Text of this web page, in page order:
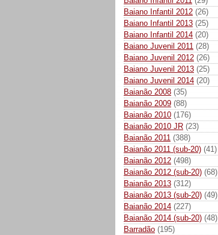
Baiano Infantil 2012 (26)
Baiano Infantil 2013 (25)
Baiano Infantil 2014 (20)
Baiano Juvenil 2011 (28)
Baiano Juvenil 2012 (26)
Baiano Juvenil 2013 (25)
Baiano Juvenil 2014 (20)
Baianão 2008 (35)
Baianão 2009 (88)
Baianão 2010 (176)
Baianão 2010 JR (23)
Baianão 2011 (388)
Baianão 2011 (sub-20) (41)
Baianão 2012 (498)
Baianão 2012 (sub-20) (68)
Baianão 2013 (312)
Baianão 2013 (sub-20) (49)
Baianão 2014 (227)
Baianão 2014 (sub-20) (48)
Barradão (195)